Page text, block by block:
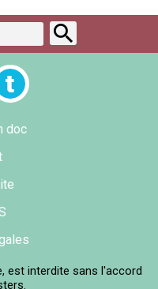
doc
est interdite sans l'accord